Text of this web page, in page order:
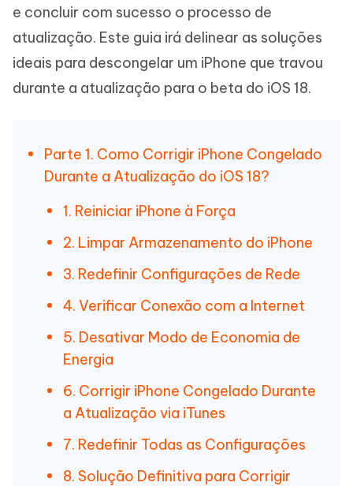
e concluir com sucesso o processo de
atualização. Este guia irá delinear as soluções
ideais para descongelar um iPhone que travou
durante a atualização para o beta do iOS 18.
Parte 1. Como Corrigir iPhone Congelado
Durante a Atualização do iOS 18?
1. Reiniciar iPhone à Força
2. Limpar Armazenamento do iPhone
3. Redefinir Configurações de Rede
4. Verificar Conexão com a Internet
5. Desativar Modo de Economia de
Energia
6. Corrigir iPhone Congelado Durante
a Atualização via iTunes
7. Redefinir Todas as Configurações
8. Solução Definitiva para Corrigir